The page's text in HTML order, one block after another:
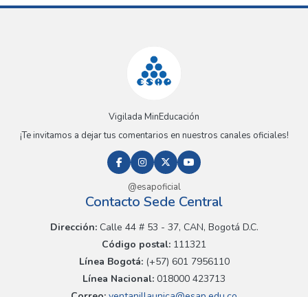
Vigilada MinEducación
¡Te invitamos a dejar tus comentarios en nuestros canales oficiales!
@esapoficial
Contacto Sede Central
Dirección:Calle 44 # 53 - 37, CAN, Bogotá D.C.
Código postal: 111321
Línea Bogotá:(+57) 601 7956110
Línea Nacional: 018000 423713